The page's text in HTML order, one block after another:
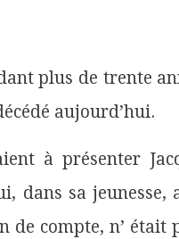
plus de trente
aujourd’hui.
à présenter
dans sa
de compte, n’ était